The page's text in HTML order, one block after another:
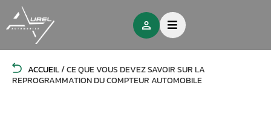
ACCUEIL/CE QUE VOUS DEVEZ SAVOIR SUR LA
REPROGRAMMATION DU COMPTEUR AUTOMOBILE